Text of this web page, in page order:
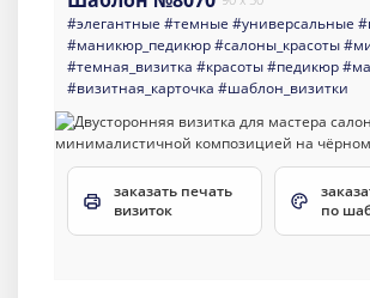
#элегантные #темные #универсальные
#маникюр_педикюр#салоны_красоты
#темная_визитка #красоты#педикюр
#визитная_карточка #шаблон_визитки
заказать печать
визиток
по